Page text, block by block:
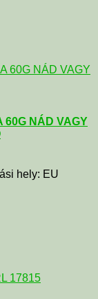
60G NÁD VAGY
hely: EU